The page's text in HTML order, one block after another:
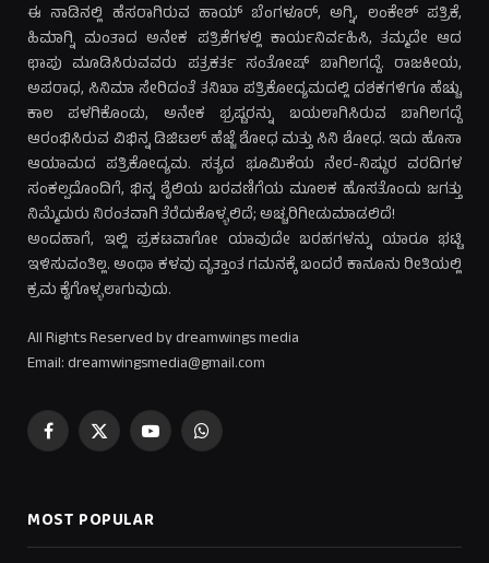
ಈ ನಾಡಿನಲ್ಲಿ ಹೆಸರಾಗಿರುವ ಹಾಯ್ ಬೆಂಗಳೂರ್, ಅಗ್ನಿ, ಲಂಕೇಶ್ ಪತ್ರಿಕೆ,
ಹಿಮಾಗ್ನಿ ಮಂತಾದ ಅನೇಕ ಪತ್ರಿಕೆಗಳಲ್ಲಿ ಕಾರ್ಯನಿರ್ವಹಿಸಿ, ತಮ್ಮದೇ ಆದ
ಛಾಪು ಮೂಡಿಸಿರುವವರು ಪತ್ರಕರ್ತ ಸಂತೋಷ್ ಬಾಗಿಲಗದ್ದೆ. ರಾಜಕೀಯ,
ಅಪರಾಧ, ಸಿನಿಮಾ ಸೇರಿದಂತೆ ತನಿಖಾ ಪತ್ರಿಕೋದ್ಯಮದಲ್ಲಿ ದಶಕಗಳಿಗೂ ಹೆಚ್ಚು
ಕಾಲ ಪಳಗಿಕೊಂಡು, ಅನೇಕ ಭ್ರಷ್ಟರನ್ನು ಬಯಲಾಗಿಸಿರುವ ಬಾಗಿಲಗದ್ದೆ
ಆರಂಭಿಸಿರುವ ವಿಭಿನ್ನ ಡಿಜಿಟಲ್ ಹೆಜ್ಜೆ ಶೋಧ ಮತ್ತು ಸಿನಿ ಶೋಧ. ಇದು ಹೊಸಾ
ಆಯಾಮದ ಪತ್ರಿಕೋದ್ಯಮ. ಸತ್ಯದ ಭೂಮಿಕೆಯ ನೇರ-ನಿಷ್ಠುರ ವರದಿಗಳ
ಸಂಕಲ್ಪದೊಂದಿಗೆ, ಭಿನ್ನ ಶೈಲಿಯ ಬರವಣಿಗೆಯ ಮೂಲಕ ಹೊಸತೊಂದು ಜಗತ್ತು
ನಿಮ್ಮೆದುರು ನಿರಂತವಾಗಿ ತೆರೆದುಕೊಳ್ಳಲಿದೆ; ಅಚ್ಚರಿಗೀಡುಮಾಡಲಿದೆ!
ಅಂದಹಾಗೆ, ಇಲ್ಲಿ ಪ್ರಕಟವಾಗೋ ಯಾವುದೇ ಬರಹಗಳನ್ನು ಯಾರೂ ಭಟ್ಟಿ
ಇಳಿಸುವಂತಿಲ್ಲ. ಅಂಥಾ ಕಳವು ವೃತ್ತಾಂತ ಗಮನಕ್ಕೆ ಬಂದರೆ ಕಾನೂನು ರೀತಿಯಲ್ಲಿ
ಕ್ರಮ ಕೈಗೊಳ್ಳಲಾಗುವುದು.
All Rights Reserved by dreamwings media
Email: dreamwingsmedia@gmail.com
Facebook
X
YouTubeWhatsApp
MOST POPULAR